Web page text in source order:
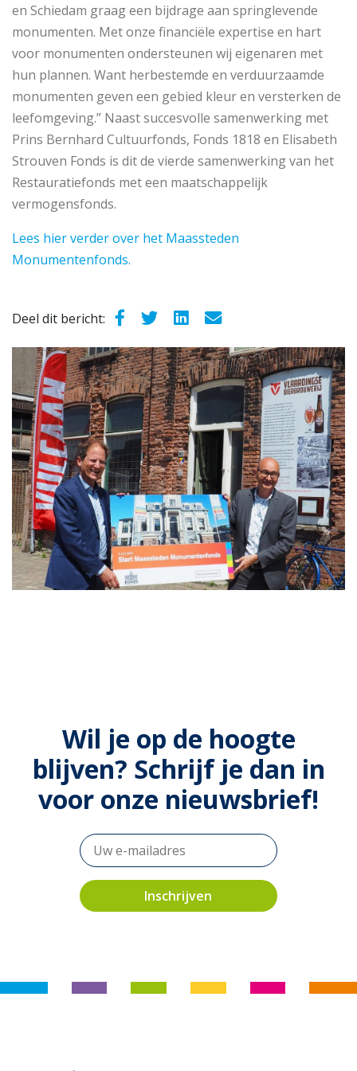
en Schiedam graag een bijdrage aan springlevende
monumenten. Met onze financiële expertise en hart
voor monumenten ondersteunen wij eigenaren met
hun plannen. Want herbestemde en verduurzaamde
monumenten geven een gebied kleur en versterken de
leefomgeving.” Naast succesvolle samenwerking met
Prins Bernhard Cultuurfonds, Fonds 1818 en Elisabeth
Strouven Fonds is dit de vierde samenwerking van het
Restauratiefonds met een maatschappelijk
vermogensfonds.
Lees hier verder over het Maassteden
Monumentenfonds.
Deel dit bericht:
Wil je op de hoogte
blijven? Schrijf je dan in
voor onze nieuwsbrief!